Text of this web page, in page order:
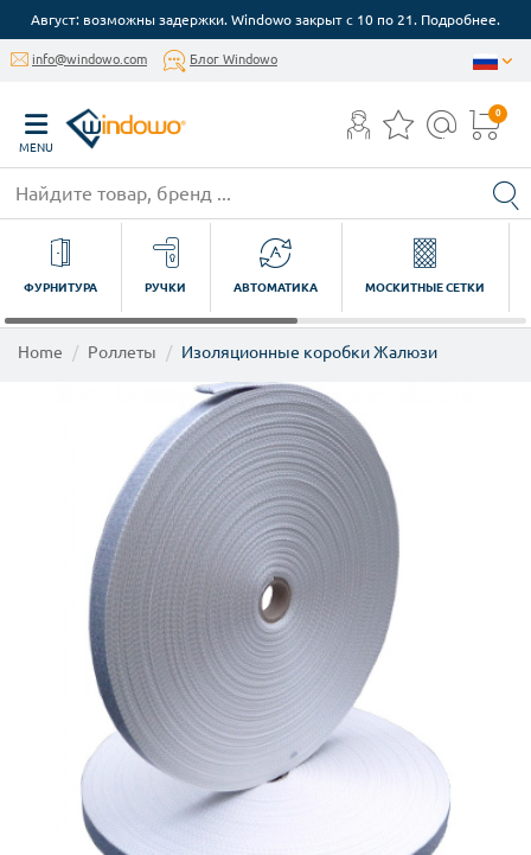
Август: возможны задержки. Windowo закрыт с 10 по 21. Подробнее.
info@windowo.com Блог Windowo
MENU
0
ФУРНИТУРА РУЧКИ АВТОМАТИКА МОСКИТНЫЕ СЕТКИ
Home Роллеты Изоляционные коробки Жалюзи